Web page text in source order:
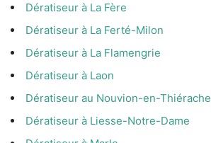
Dératiseur à La Fère
Dératiseur à La Ferté-Milon
Dératiseur à La Flamengrie
Dératiseur à Laon
Dératiseur au Nouvion-en-Thiérache
Dératiseur à Liesse-Notre-Dame